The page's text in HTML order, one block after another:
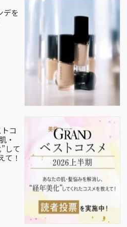
デを
コ
・
して
て！